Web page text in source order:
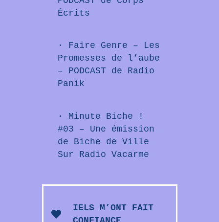
Écrits
· Faire Genre – Les
Promesses de l’aube
– PODCAST de Radio
Panik
· Minute Biche !
#03 – Une émission
de Biche de Ville
Sur Radio Vacarme
IELS M’ONT FAIT